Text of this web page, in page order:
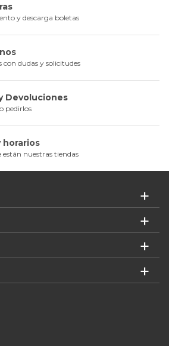
y descarga boletas
con dudas y solicitudes
Devoluciones
pedirlos
horarios
están nuestras tiendas